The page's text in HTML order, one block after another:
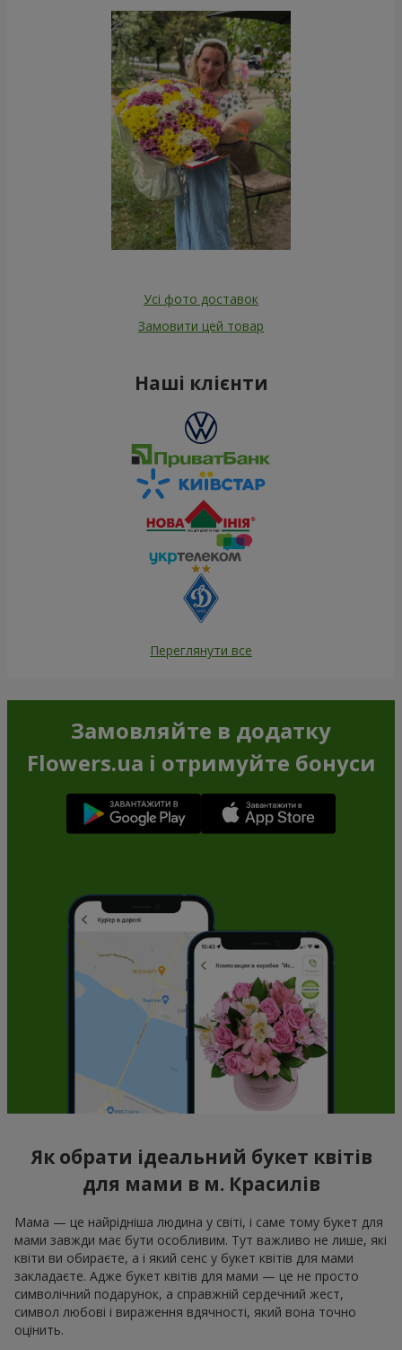
Усі фото доставок
Замовити цей товар
Наші клієнти
Переглянути все
Замовляйте в додатку
Flowers.ua і отримуйте бонуси
Як обрати ідеальний букет квітів
для мами в м. Красилів
Мама — це найрідніша людина у світі, і саме тому букет для
мами завжди має бути особливим. Тут важливо не лише, які
квіти ви обираєте, а і який сенс у букет квітів для мами
закладаєте. Адже букет квітів для мами — це не просто
символічний подарунок, а справжній сердечний жест,
символ любові і вираження вдячності, який вона точно
оцінить.